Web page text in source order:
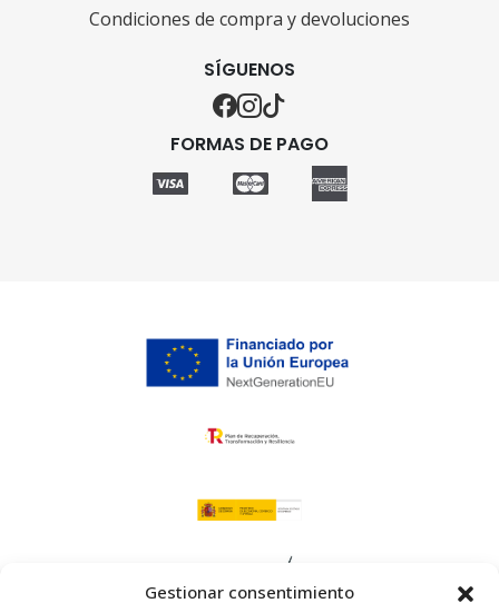
Gestionar consentimiento
Condiciones de compra y devoluciones
SÍGUENOS
FORMAS DE PAGO